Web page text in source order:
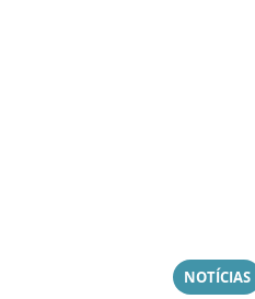
NOTÍCIAS